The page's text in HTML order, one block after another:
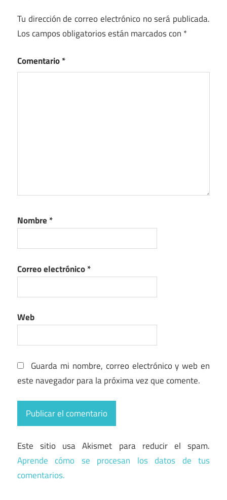
Tu dirección de correo electrónico no será publicada.
Los campos obligatorios están marcados con *
Comentario*
Nombre *
Correo electrónico*
Web
Guarda mi nombre, correo electrónico y web en
este navegador para la próxima vez que comente.
Este sitio usa Akismet para reducir el spam.
Aprende cómo se procesan los datos de tus
comentarios.